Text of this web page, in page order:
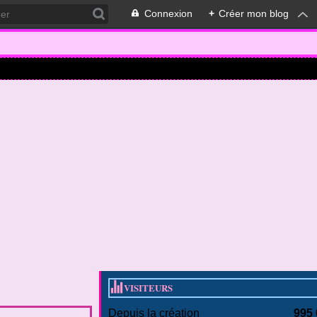
Connexion + Créer mon blog
VISITEURS
Depuis la création 995